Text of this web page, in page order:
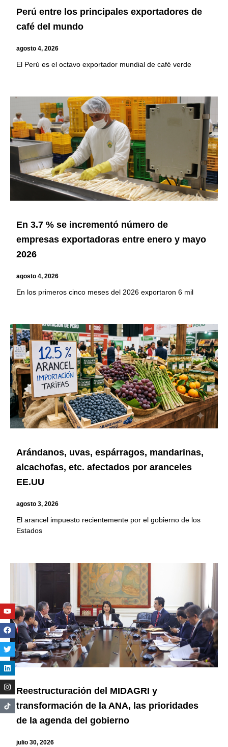
Perú entre los principales exportadores de
café del mundo
agosto 4, 2026
El Perú es el octavo exportador mundial de café verde
En 3.7 % se incrementó número de
empresas exportadoras entre enero y mayo
2026
agosto 4, 2026
En los primeros cinco meses del 2026 exportaron 6 mil
Arándanos, uvas, espárragos, mandarinas,
alcachofas, etc. afectados por aranceles
EE.UU
agosto 3, 2026
El arancel impuesto recientemente por el gobierno de los
Estados
Reestructuración del MIDAGRI y
transformación de la ANA, las prioridades
de la agenda del gobierno
julio 30, 2026
Youtube
Facebook
Twitter
Linkedin
Instagram